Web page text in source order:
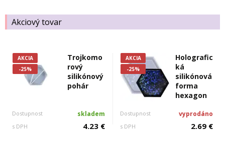
Akciový tovar
AKCIA
-25%
Trojkomo
rový
silikónový
pohár
Dostupnost skladem
s DPH 4.23 €
AKCIA
-25%
Holografic
ká
silikónová
forma
hexagon
Dostupnost vyprodáno
s DPH 2.69 €